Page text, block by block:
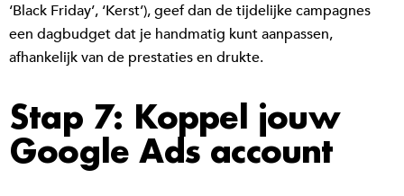
‘Black Friday’, ‘Kerst’), geef dan de tijdelijke campagnes
een dagbudget dat je handmatig kunt aanpassen,
afhankelijk van de prestaties en drukte.
Stap 7: Koppel jouw
Google Ads account